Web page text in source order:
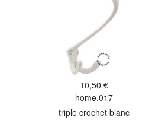
10,50 €
home.017
triple crochet blanc